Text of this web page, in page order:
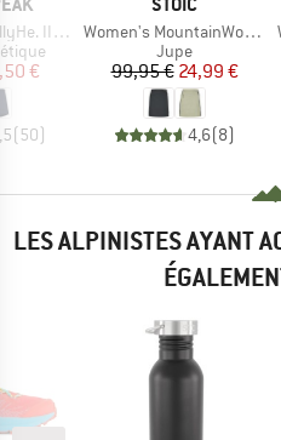
Skirt
réduit
€
( 50)
Article
Women's MountainWool60 JokkmokkSt. Padded Skirt
Product group
Jupe
Prix
99,95 €Prix réduit
24,99 €
4,6(8)
LES ALPINISTES AYANT